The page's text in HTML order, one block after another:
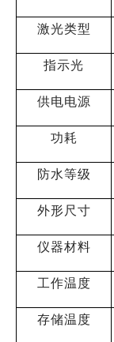
激光类型
指示光
供电电源
功耗
防水等级
外形尺寸
仪器材料
工作温度
存储温度